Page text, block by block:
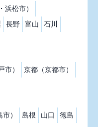
浜松市）
長野 富山
石川
市）
京都（京都市）
） 島根 山口
徳島